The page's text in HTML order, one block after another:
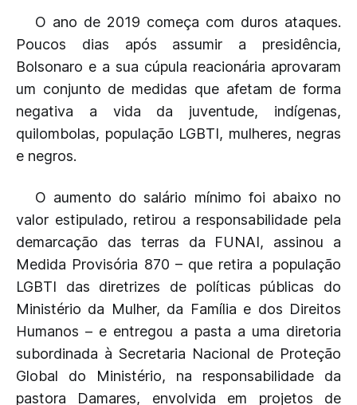
O ano de 2019 começa com duros ataques.
Poucos dias após assumir a presidência,
Bolsonaro e a sua cúpula reacionária aprovaram
um conjunto de medidas que afetam de forma
negativa a vida da juventude, indígenas,
quilombolas, população LGBTI, mulheres, negras
e negros.
O aumento do salário mínimo foi abaixo no
valor estipulado, retirou a responsabilidade pela
demarcação das terras da FUNAI, assinou a
Medida Provisória 870 – que retira a população
LGBTI das diretrizes de políticas públicas do
Ministério da Mulher, da Família e dos Direitos
Humanos – e entregou a pasta a uma diretoria
subordinada à Secretaria Nacional de Proteção
Global do Ministério, na responsabilidade da
pastora Damares, envolvida em projetos de